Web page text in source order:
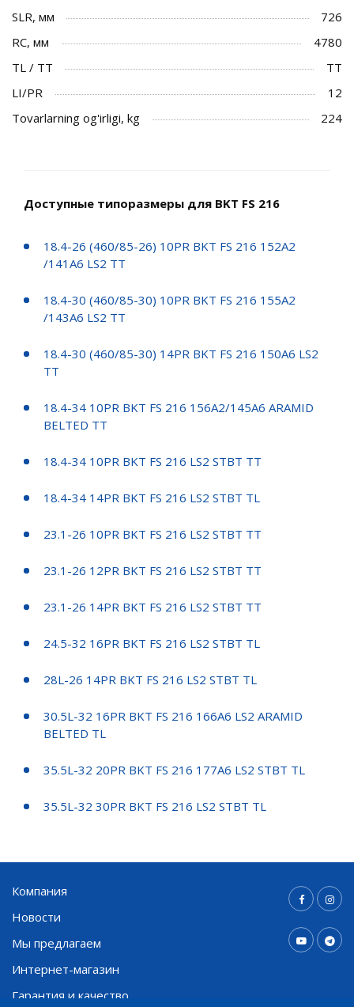
SLR, мм
726
RC, мм
4780
TL / TT
TT
LI/PR
12
Tovarlarning og'irligi, kg
224
Доступные типоразмеры для BKT FS 216
18.4-26 (460/85-26) 10PR BKT FS 216 152A2
/141A6 LS2 TT
18.4-30 (460/85-30) 10PR BKT FS 216 155A2
/143A6 LS2 TT
18.4-30 (460/85-30) 14PR BKT FS 216 150A6 LS2
TT
18.4-34 10PR BKT FS 216 156A2/145A6 ARAMID
BELTED TT
18.4-34 10PR BKT FS 216 LS2 STBT TT
18.4-34 14PR BKT FS 216 LS2 STBT TL
23.1-26 10PR BKT FS 216 LS2 STBT TT
23.1-26 12PR BKT FS 216 LS2 STBT TT
23.1-26 14PR BKT FS 216 LS2 STBT TT
24.5-32 16PR BKT FS 216 LS2 STBT TL
28L-26 14PR BKT FS 216 LS2 STBT TL
30.5L-32 16PR BKT FS 216 166A6 LS2 ARAMID
BELTED TL
35.5L-32 20PR BKT FS 216 177A6 LS2 STBT TL
35.5L-32 30PR BKT FS 216 LS2 STBT TL
Компания
Новости
Мы предлагаем
Интернет-магазин
Гарантия и качество